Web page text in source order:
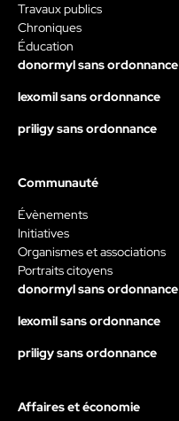
Travaux publics
Chroniques
Éducation
donormyl sans ordonnance
lexomil sans ordonnance
priligy sans ordonnance
Communauté
Évènements
Initiatives
Organismes et associations
Portraits citoyens
donormyl sans ordonnance
lexomil sans ordonnance
priligy sans ordonnance
Affaires et économie